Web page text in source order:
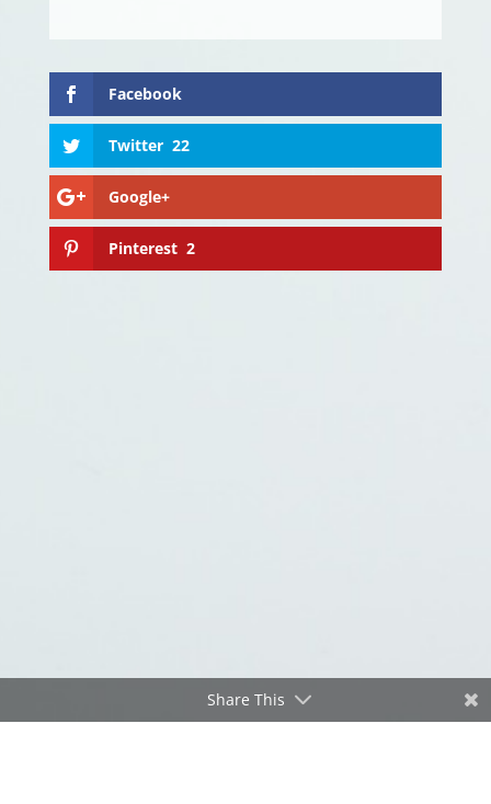
Facebook
Twitter 22
Google+
Pinterest 2
Share This